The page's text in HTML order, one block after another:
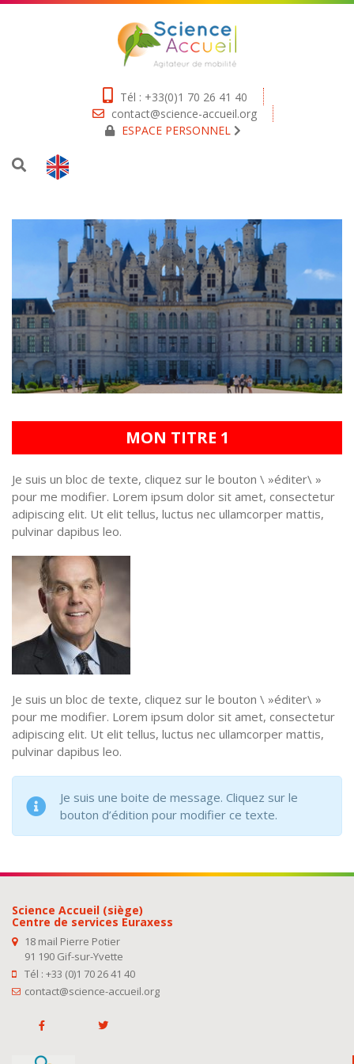
Tél : +33(0)1 70 26 41 40
contact@science-accueil.org
ESPACE PERSONNEL
MON TITRE 1
Je suis un bloc de texte, cliquez sur le bouton \ »éditer\ »
pour me modifier. Lorem ipsum dolor sit amet, consectetur
adipiscing elit. Ut elit tellus, luctus nec ullamcorper mattis,
pulvinar dapibus leo.
Je suis un bloc de texte, cliquez sur le bouton \ »éditer\ »
pour me modifier. Lorem ipsum dolor sit amet, consectetur
adipiscing elit. Ut elit tellus, luctus nec ullamcorper mattis,
pulvinar dapibus leo.
Je suis une boite de message. Cliquez sur le
bouton d’édition pour modifier ce texte.
Science Accueil (siège)
Centre de services Euraxess
18 mail Pierre Potier
91 190 Gif-sur-Yvette
Tél : +33 (0)1 70 26 41 40
contact@science-accueil.org